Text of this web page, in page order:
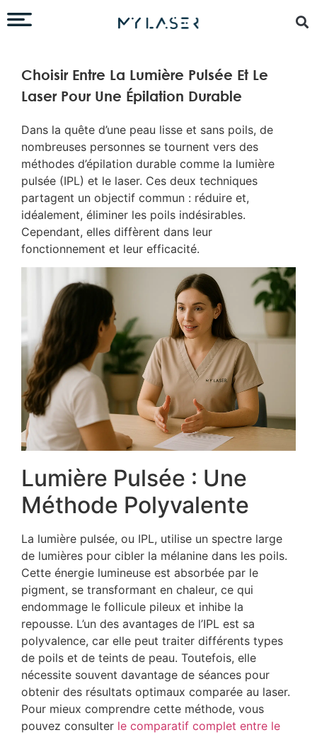
Choisir Entre La Lumière Pulsée Et Le
Laser Pour Une Épilation Durable
Dans la quête d’une peau lisse et sans poils, de
nombreuses personnes se tournent vers des
méthodes d’épilation durable comme la lumière
pulsée (IPL) et le laser. Ces deux techniques
partagent un objectif commun : réduire et,
idéalement, éliminer les poils indésirables.
Cependant, elles diffèrent dans leur
fonctionnement et leur efficacité.
Lumière Pulsée : Une
Méthode Polyvalente
La lumière pulsée, ou IPL, utilise un spectre large
de lumières pour cibler la mélanine dans les poils.
Cette énergie lumineuse est absorbée par le
pigment, se transformant en chaleur, ce qui
endommage le follicule pileux et inhibe la
repousse. L’un des avantages de l’IPL est sa
polyvalence, car elle peut traiter différents types
de poils et de teints de peau. Toutefois, elle
nécessite souvent davantage de séances pour
obtenir des résultats optimaux comparée au laser.
Pour mieux comprendre cette méthode, vous
pouvez consulter le comparatif complet entre le